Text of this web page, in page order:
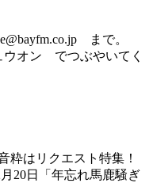
まで。
ウオン でつぶやいてく
粋はリクエスト特集！
20日「年忘れ馬鹿騒ぎ